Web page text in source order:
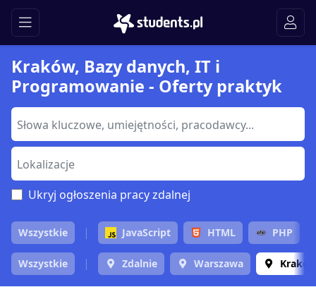
Kraków, Bazy danych, IT i
Programowanie - Oferty praktyk
Ukryj ogłoszenia pracy zdalnej
Wszystkie JavaScript HTML PHP
Wszystkie Zdalnie Warszawa